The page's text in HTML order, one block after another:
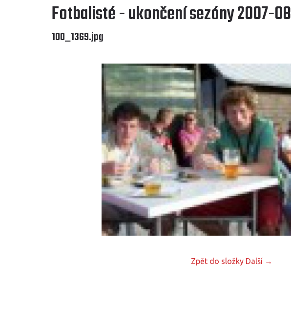
Fotbalisté - ukončení sezóny 2007-08
100_1369.jpg
Zpět do složky Další →